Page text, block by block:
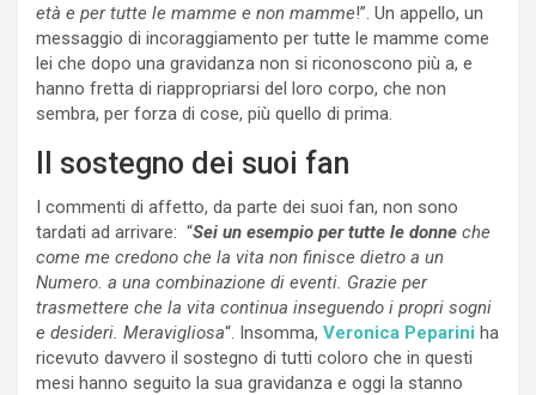
età e per tutte le mamme e non mamme!”. Un appello, un
messaggio di incoraggiamento per tutte le mamme come
lei che dopo una gravidanza non si riconoscono più a, e
hanno fretta di riappropriarsi del loro corpo, che non
sembra, per forza di cose, più quello di prima.
Il sostegno dei suoi fan
I commenti di affetto, da parte dei suoi fan, non sono
tardati ad arrivare: “Sei un esempio per tutte le donne che
come me credono che la vita non finisce dietro a un
Numero. a una combinazione di eventi. Grazie per
trasmettere che la vita continua inseguendo i propri sogni
e desideri. Meravigliosa“. Insomma, Veronica Peparini ha
ricevuto davvero il sostegno di tutti coloro che in questi
mesi hanno seguito la sua gravidanza e oggi la stanno